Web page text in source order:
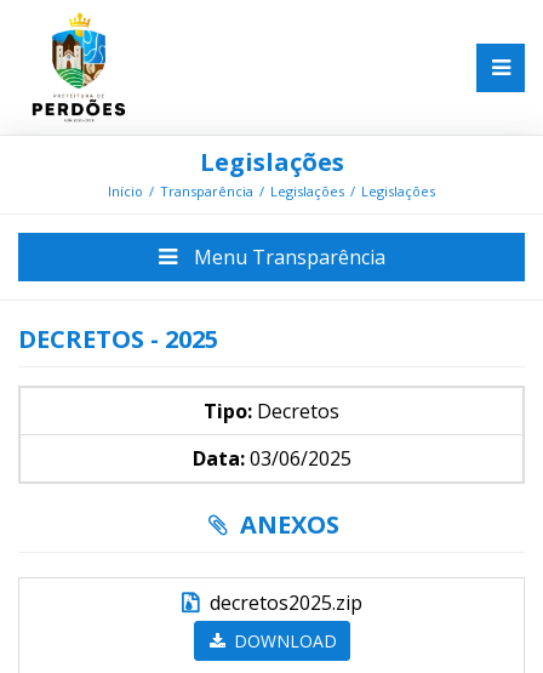
Legislações
Início Transparência Legislações Legislações
Menu Transparência
DECRETOS - 2025
Tipo: Decretos
Data:03/06/2025
ANEXOS
decretos2025.zip
DOWNLOAD